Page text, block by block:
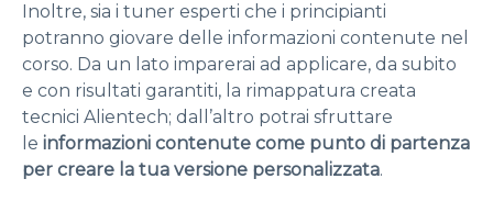
Inoltre, sia i tuner esperti che i principianti
potranno giovare delle informazioni contenute nel
corso. Da un lato imparerai ad applicare, da subito
e con risultati garantiti, la rimappatura creata
tecnici Alientech; dall’altro potrai sfruttare
le informazioni contenute come punto di partenza
per creare la tua versione personalizzata.